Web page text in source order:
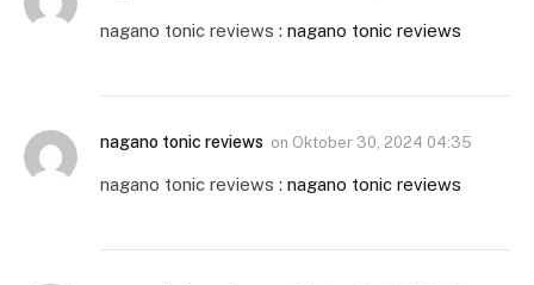
nagano tonic reviews : nagano tonic reviews
nagano tonic reviews on Oktober 30, 2024 04:35
nagano tonic reviews : nagano tonic reviews